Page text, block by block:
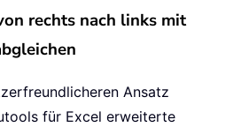
rechts nach links mit
Ansatz
für Excel erweiterte